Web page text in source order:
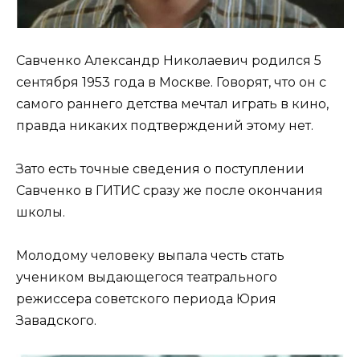
Савченко Александр Николаевич родился 5
сентября 1953 года в Москве. Говорят, что он с
самого раннего детства мечтал играть в кино,
правда никаких подтверждений этому нет.
Зато есть точные сведения о поступлении
Савченко в ГИТИС сразу же после окончания
школы.
Молодому человеку выпала честь стать
учеником выдающегося театрального
режиссера советского периода Юрия
Завадского.